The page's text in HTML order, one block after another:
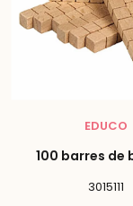
EDUCO
100 barres de
3015111